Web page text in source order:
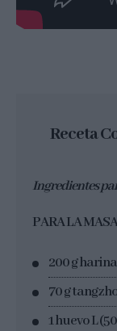
Receta
Ingredientes
PARA LA
200 g
70 g
1 huevo L